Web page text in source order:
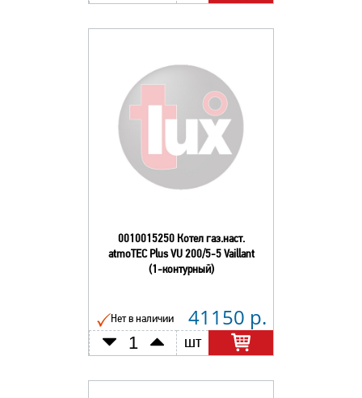
0010015250 Котел газ.наст.
atmoTEC Plus VU 200/5-5 Vaillant
(1-контурный)
Нет в наличии 41150 р.
шт